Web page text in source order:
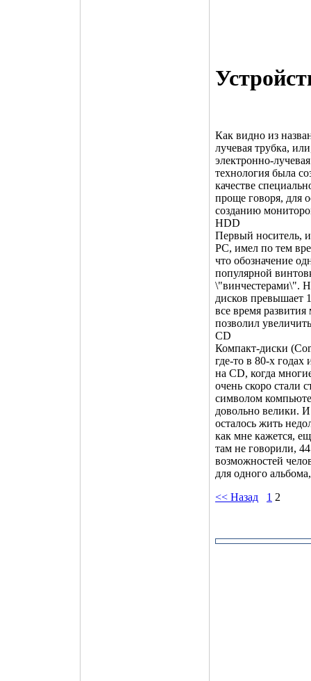
Как видно из
лучевая трубка,
электронно-
технология была
качестве
проще говоря, для
созданию
HDD
Первый носитель,
PC, имел по тем
что обозначение
популярной
\"винчестерами\".
дисков превышает
все время
позволил
CD
Компакт-диски
где-то в 80-х годах
на CD, когда
очень скоро стали
символом
довольно велики.
осталось жить
как мне кажется,
там не говорили,
возможностей
для одного
<< Назад
1 2